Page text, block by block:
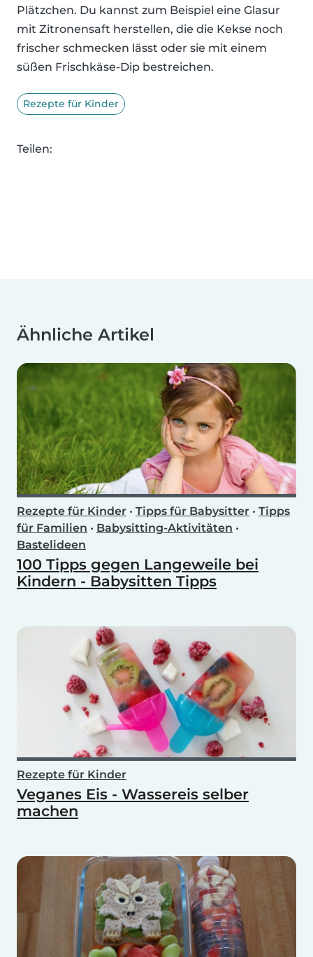
Plätzchen. Du kannst zum Beispiel eine Glasur
mit Zitronensaft herstellen, die die Kekse noch
frischer schmecken lässt oder sie mit einem
süßen Frischkäse-Dip bestreichen.
Rezepte für Kinder
Teilen:
Ähnliche Artikel
Rezepte für Kinder • Tipps für Babysitter • Tipps
für Familien • Babysitting-Aktivitäten •
Bastelideen
100 Tipps gegen Langeweile bei
Kindern - Babysitten Tipps
Rezepte für Kinder
Veganes Eis - Wassereis selber
machen